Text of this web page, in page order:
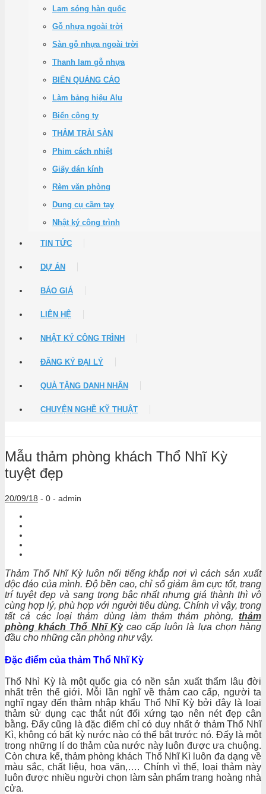
Lam sóng hàn quốc
Gỗ nhựa ngoài trời
Sàn gỗ nhựa ngoài trời
Thanh lam gỗ nhựa
BIỂN QUẢNG CÁO
Làm bảng hiệu Alu
Biển công ty
THẢM TRẢI SÀN
Phim cách nhiệt
Giấy dán kính
Rèm văn phòng
Dụng cụ cầm tay
Nhật ký công trình
TIN TỨC
DỰ ÁN
BÁO GIÁ
LIÊN HỆ
NHẬT KÝ CÔNG TRÌNH
ĐĂNG KÝ ĐẠI LÝ
QUÀ TẶNG DANH NHÂN
CHUYỆN NGHỀ KỸ THUẬT
Mẫu thảm phòng khách Thổ Nhĩ Kỳ
tuyệt đẹp
20/09/18 - 0 - admin
Thảm Thổ Nhĩ Kỳ luôn nổi tiếng khắp nơi vì cách sản xuất
độc đáo của mình. Độ bền cao, chỉ số giảm âm cực tốt, trang
trí tuyệt đẹp và sang trọng bậc nhất nhưng giá thành thì vô
cùng hợp lý, phù hợp với người tiêu dùng. Chính vì vậy, trong
tất cả các loại thảm dùng làm thảm thảm phòng, thảm
phòng khách Thổ Nhĩ Kỳcao cấp luôn là lựa chọn hàng
đầu cho những căn phòng như vậy.
Đặc điểm của thảm Thổ Nhĩ Kỳ
Thổ Nhì Kỳ là một quốc gia có nền sản xuất thẩm lâu đời
nhất trên thế giới. Mỗi lần nghĩ về thảm cao cấp, người ta
nghĩ ngay đến thảm nhập khẩu Thổ Nhĩ Kỳ bởi đây là loại
thảm sử dụng cạc thắt nút đối xứng tạo nên nét đẹp cân
bằng. Đấy cũng là đặc điểm chỉ có duy nhất ở thảm Thổ Nhĩ
Kì, không có bất kỳ nước nào có thể bắt trước nó. Đấy là một
trong những lí do thảm của nước này luôn được ưa chuộng.
Còn chưa kể, thảm phòng khách Thổ Nhĩ Kì luôn đa dạng về
màu sắc, chất liệu, hoa văn,…. Chính vì thế, loại thảm này
luôn được nhiều người chọn làm sản phẩm trang hoàng nhà
cửa.